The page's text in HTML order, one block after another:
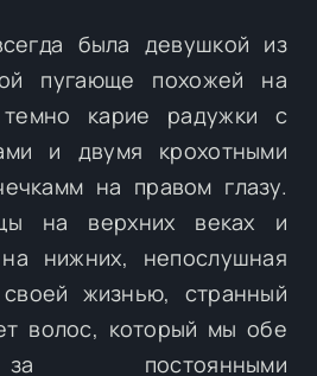
была девушкой из
пугающе похожей на
карие радужки с
и двумя крохотными
на правом глазу.
на верхних веках и
нижних, непослушная
жизнью, странный
волос, который мы обе
постоянными